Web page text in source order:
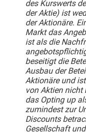
des Kurswerts
der Aktie) ist
der Aktionäre.
Markt das
ist als die
beseitigt die
Ausbau der
Aktionäre und
von Aktien nicht
das Opting up
zumindest zur
Discounts
Gesellschaft